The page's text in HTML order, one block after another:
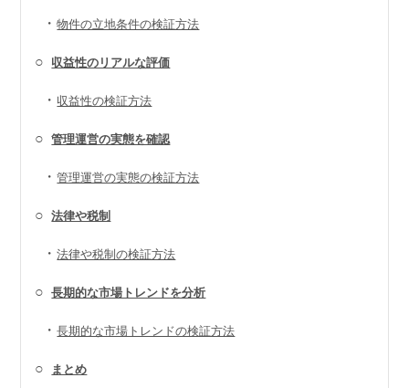
・物件の立地条件の検証方法
○ 収益性のリアルな評価
・ 収益性の検証方法
○管理運営の実態を確認
・管理運営の実態の検証方法
○法律や税制
・法律や税制の検証方法
○長期的な市場トレンドを分析
・長期的な市場トレンドの検証方法
○ まとめ